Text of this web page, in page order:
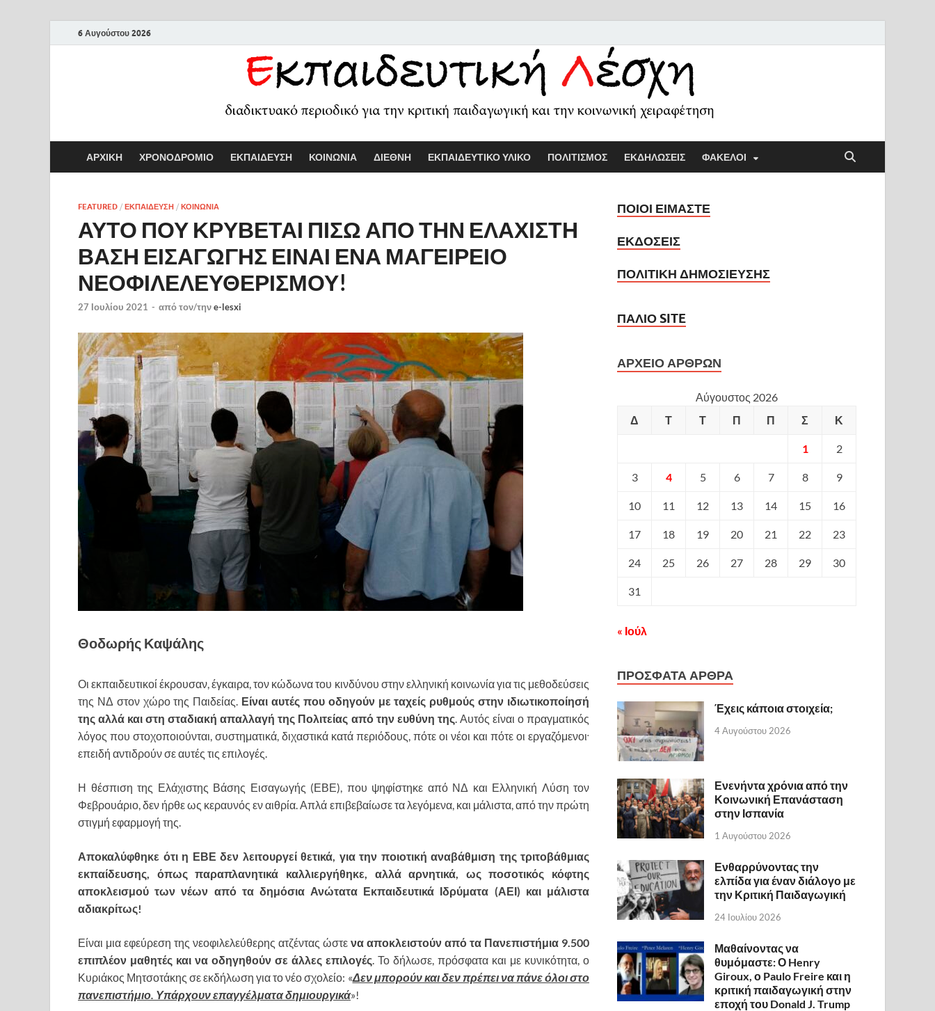
6 Αυγούστου 2026
Εκπαιδευτική Λέσχη
ΑΡΧΙΚΗ ΧΡΟΝΟΔΡΟΜΙΟ ΕΚΠΑΙΔΕΥΣΗ ΚΟΙΝΩΝΙΑ ΔΙΕΘΝΗ ΕΚΠΑΙΔΕΥΤΙΚΟ ΥΛΙΚΟ ΠΟΛΙΤΙΣΜΟΣ ΕΚΔΗΛΩΣΕΙΣ ΦΑΚΕΛΟΙ
FEATURED / ΕΚΠΑΙΔΕΥΣΗ / ΚΟΙΝΩΝΙΑ
ΑΥΤΟ ΠΟΥ ΚΡΥΒΕΤΑΙ ΠΙΣΩ ΑΠΟ ΤΗΝ ΕΛΑΧΙΣΤΗ
ΒΑΣΗ ΕΙΣΑΓΩΓΗΣ ΕΙΝΑΙ ΕΝΑ ΜΑΓΕΙΡΕΙΟ
ΝΕΟΦΙΛΕΛΕΥΘΕΡΙΣΜΟΥ!
27 Ιουλίου 2021 - από τον/τηνe-lesxi
Θοδωρής Καψάλης
Οι εκπαιδευτικοί έκρουσαν, έγκαιρα, τον κώδωνα του κινδύνου στην ελληνική κοινωνία για τις μεθοδεύσεις
της ΝΔ στον χώρο της Παιδείας. Είναι αυτές που οδηγούν με ταχείς ρυθμούς στην ιδιωτικοποίησή
της αλλά και στη σταδιακή απαλλαγή της Πολιτείας από την ευθύνη της. Αυτός είναι ο πραγματικός
λόγος που στοχοποιούνται, συστηματικά, διχαστικά κατά περιόδους, πότε οι νέοι και πότε οι εργαζόμενοι.
επειδή αντιδρούν σε αυτές τις επιλογές.
Η θέσπιση της Ελάχιστης Βάσης Εισαγωγής (ΕΒΕ), που ψηφίστηκε από ΝΔ και Ελληνική Λύση τον
Φεβρουάριο, δεν ήρθε ως κεραυνός εν αιθρία. Απλά επιβεβαίωσε τα λεγόμενα, και μάλιστα, από την πρώτη
στιγμή εφαρμογή της.
Αποκαλύφθηκε ότι η ΕΒΕ δεν λειτουργεί θετικά, για την ποιοτική αναβάθμιση της τριτοβάθμιας
εκπαίδευσης, όπως παραπλανητικά καλλιεργήθηκε, αλλά αρνητικά, ως ποσοτικός κόφτης
αποκλεισμού των νέων από τα δημόσια Ανώτατα Εκπαιδευτικά Ιδρύματα (ΑΕΙ) και μάλιστα
αδιακρίτως!
Είναι μια εφεύρεση της νεοφιλελεύθερης ατζέντας ώστε να αποκλειστούν από τα Πανεπιστήμια 9.500
επιπλέον μαθητές και να οδηγηθούν σε άλλες επιλογές. Το δήλωσε, πρόσφατα και με κυνικότητα, ο
Κυριάκος Μητσοτάκης σε εκδήλωση για το νέο σχολείο: «Δεν μπορούν και δεν πρέπει να πάνε όλοι στο
πανεπιστήμιο. Υπάρχουν επαγγέλματα δημιουργικά»!
ΠΟΙΟΙ ΕΙΜΑΣΤΕ
ΕΚΔΟΣΕΙΣ
ΠΟΛΙΤΙΚΗ ΔΗΜΟΣΙΕΥΣΗΣ
ΠΑΛΙΟ SITE
ΑΡΧΕΙΟ ΑΡΘΡΩΝ
Αύγουστος 2026
Δ
Τ Τ Π Π Σ Κ
1 2
3 4 5 6 7 8 9
10 11 12 13 14 15 16
17 18 19 20 21 22 23
24 25 26 27 28 29 30
31
« Ιούλ
ΠΡΟΣΦΑΤΑ ΑΡΘΡΑ
Έχεις κάποια στοιχεία;
4 Αυγούστου 2026
Ενενήντα χρόνια από την
Κοινωνική Επανάσταση
στην Ισπανία
1 Αυγούστου 2026
Ενθαρρύνοντας την
ελπίδα για έναν διάλογο με
την Κριτική Παιδαγωγική
24 Ιουλίου 2026
Μαθαίνοντας να
θυμόμαστε: Ο Henry
Giroux, ο Paulo Freire και η
κριτική παιδαγωγική στην
εποχή του Donald J. Trump